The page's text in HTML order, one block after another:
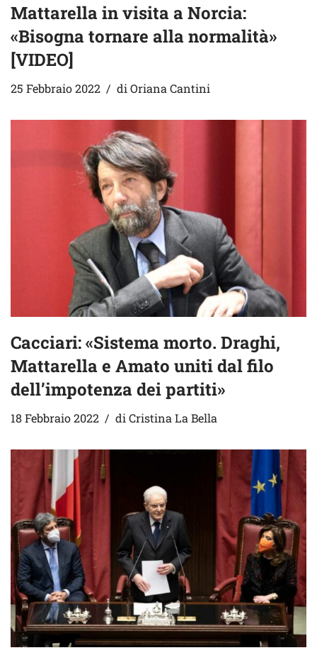
Mattarella in visita a Norcia:
«Bisogna tornare alla normalità»
[VIDEO]
25 Febbraio 2022 di Oriana Cantini
Cacciari: «Sistema morto. Draghi,
Mattarella e Amato uniti dal filo
dell’impotenza dei partiti»
18 Febbraio 2022 diCristina La Bella